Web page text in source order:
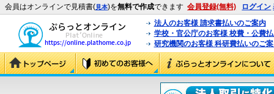
会員はオンラインで見積書(見本)を無料で作成できます 会員登録(無料) ログイン
法人のお客様 請求書払いのご案内
学校・官公庁のお客様 校費・公費
研究機関のお客様 科研費払いのご